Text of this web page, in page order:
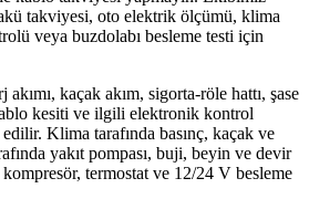
takviyesi, oto elektrik ölçümü, klima
veya buzdolabı besleme testi için
kaçak akım, sigorta-röle hattı, şase
kesiti ve ilgili elektronik kontrol
Klima tarafında basınç, kaçak ve
yakıt pompası, buji, beyin ve devir
kompresör, termostat ve 12/24 V besleme